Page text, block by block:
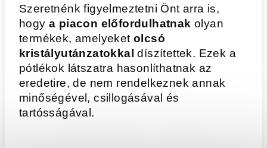
Szeretnénk figyelmeztetni Önt arra is,
hogy a piacon előfordulhatnak olyan
termékek, amelyeket olcsó
kristályutánzatokkal díszítettek. Ezek a
pótlékok látszatra hasonlíthatnak az
eredetire, de nem rendelkeznek annak
minőségével, csillogásával és
tartósságával.